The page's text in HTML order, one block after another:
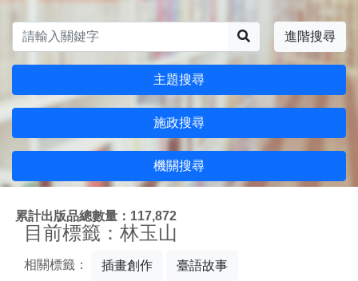
進階搜尋
主題搜尋
施政搜尋
機關搜尋
累計出版品總數量：117,872
目前標籤：林玉山
相關標籤： 插畫創作 臺語故事